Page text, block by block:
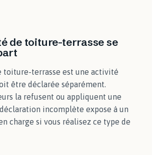
de toiture-terrasse se
toiture-terrasse est une activité
être déclarée séparément.
la refusent ou appliquent une
incomplète expose à un
charge si vous réalisez ce type de